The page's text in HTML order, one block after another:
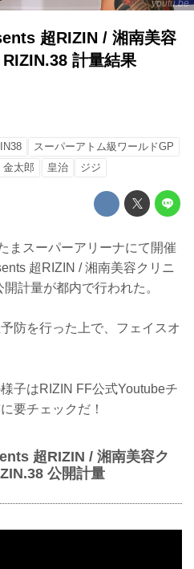
youtu.be
超RIZIN / 湘南美容
計量結果
スーパーアトム級ワールドGP
金太郎 皇治 ジジ
まスーパーアリーナにて開催
超RIZIN / 湘南美容クリニ
計量が都内で行われた。
防を行った上で、フェイスオ
子はRIZIN FF公式Youtubeチ
要チェックだ！
超RIZIN / 湘南美容ク
公開計量